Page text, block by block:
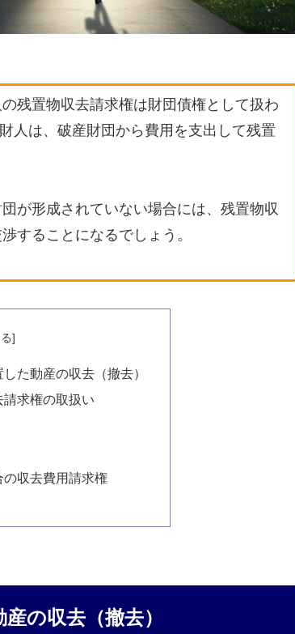
残置物収去請求権は財団債権として扱わ
人は、破産財団から費用を支出して残置
が形成されていない場合には、残置物収
することになるでしょう。
た動産の収去（撤去）
求権の取扱い
収去費用請求権
の収去（撤去）